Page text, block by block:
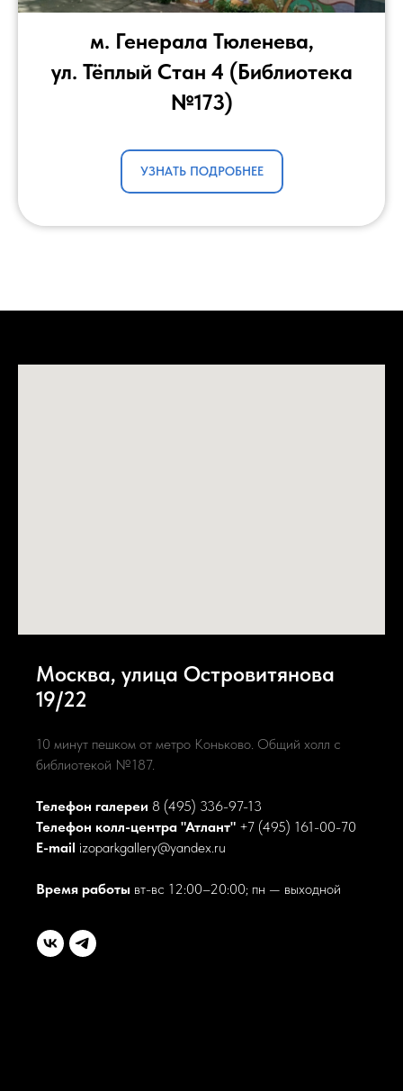
м. Генерала Тюленева,
ул. Тёплый Стан 4 (Библиотека
№173)
УЗНАТЬ ПОДРОБНЕЕ
Москва, улица Островитянова
19/22
10 минут пешком от метро Коньково. Общий холл с
библиотекой №187.
Телефон галереи 8 (495) 336-97-13
Телефон колл-центра "Атлант" +7 (495) 161-00-70
E-mail izoparkgallery@yandex.ru
Время работы вт-вс 12:00–20:00; пн — выходной